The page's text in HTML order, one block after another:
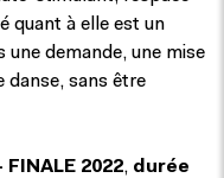
quant à elle est un
demande, une mise
danse, sans être
FINALE 2022, durée